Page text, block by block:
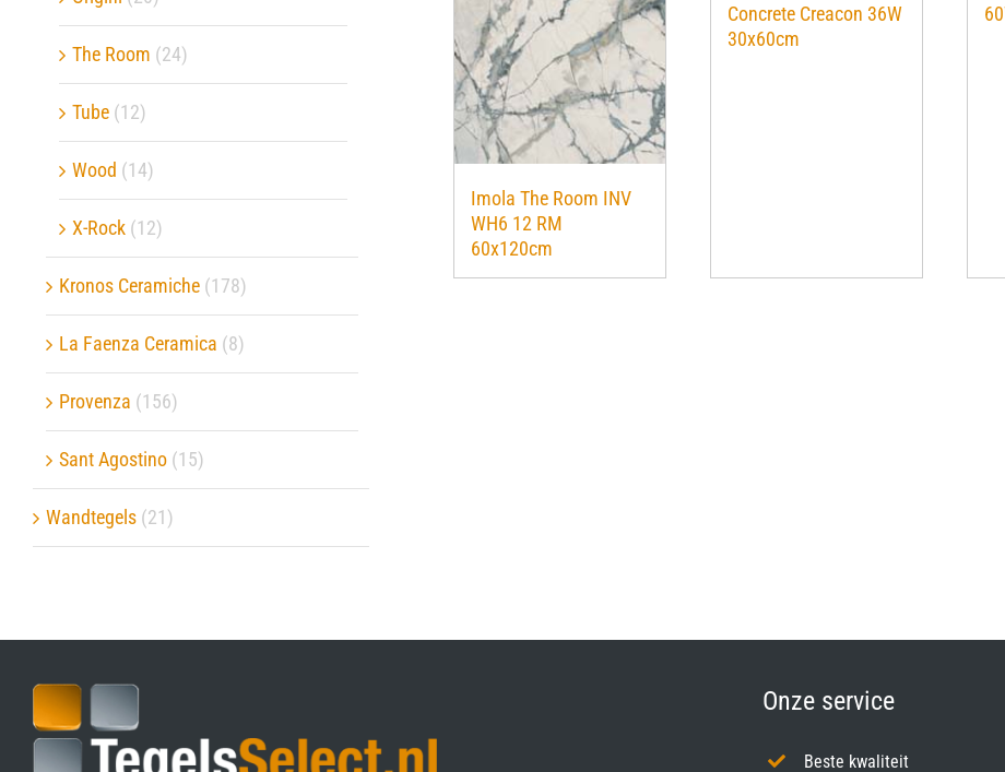
Imola The Room INV
WH6 12 RM
60x120cm
Concrete Creacon 36W
30x60cm
The Room (24)
Tube (12)
Wood (14)
X-Rock (12)
Kronos Ceramiche (178)
La Faenza Ceramica (8)
Provenza (156)
Sant Agostino (15)
Wandtegels (21)
Onze service
Beste kwaliteit